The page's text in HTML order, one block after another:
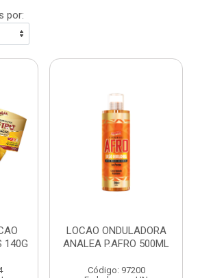
por:
140G
LOCAO ONDULADORA
ANALEA P.AFRO 500ML
Código: 97200